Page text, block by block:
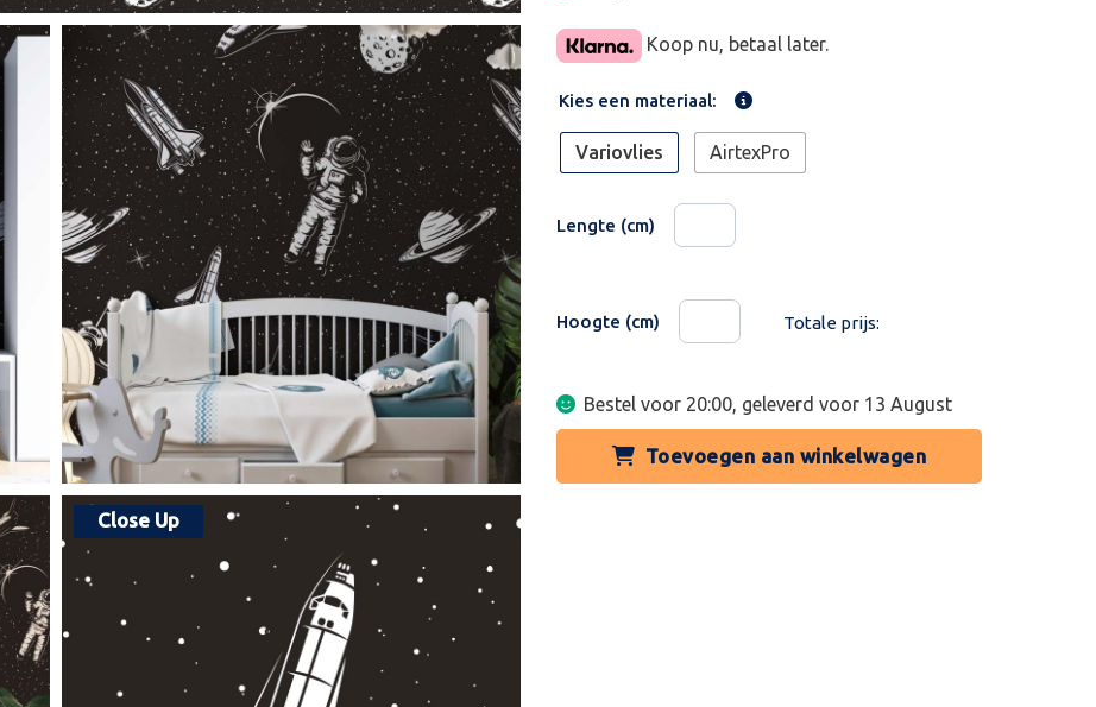
Koop nu, betaal later.
Kies een materiaal:
Variovlies AirtexPro
Lengte (cm)
Hoogte (cm) Totale prijs:
Bestel voor 20:00, geleverd voor 13 August
Toevoegen aan winkelwagen